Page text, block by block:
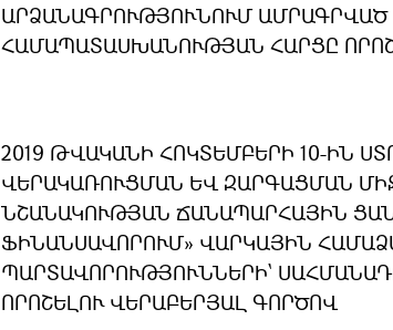
ԱՐՁԱՆԱԳՐՈՒԹՅՈՒՆՈՒՄ
ՀԱՄԱՊԱՏԱՍԽԱՆՈՒԹՅԱՆ ՀԱՐՑԸ
2019 ԹՎԱԿԱՆԻ ՀՈԿՏԵՄԲԵՐԻ 10-ԻՆ
ՎԵՐԱԿԱՌՈՒՑՄԱՆ ԵՎ ԶԱՐԳԱՑՄԱՆ
ՆՇԱՆԱԿՈՒԹՅԱՆ ՃԱՆԱՊԱՐՀԱՅԻՆ
ՖԻՆԱՆՍԱՎՈՐՈՒՄ» ՎԱՐԿԱՅԻՆ
ՊԱՐՏԱՎՈՐՈՒԹՅՈՒՆՆԵՐԻ`
ՈՐՈՇԵԼՈՒ ՎԵՐԱԲԵՐՅԱԼ ԳՈՐԾՈՎ